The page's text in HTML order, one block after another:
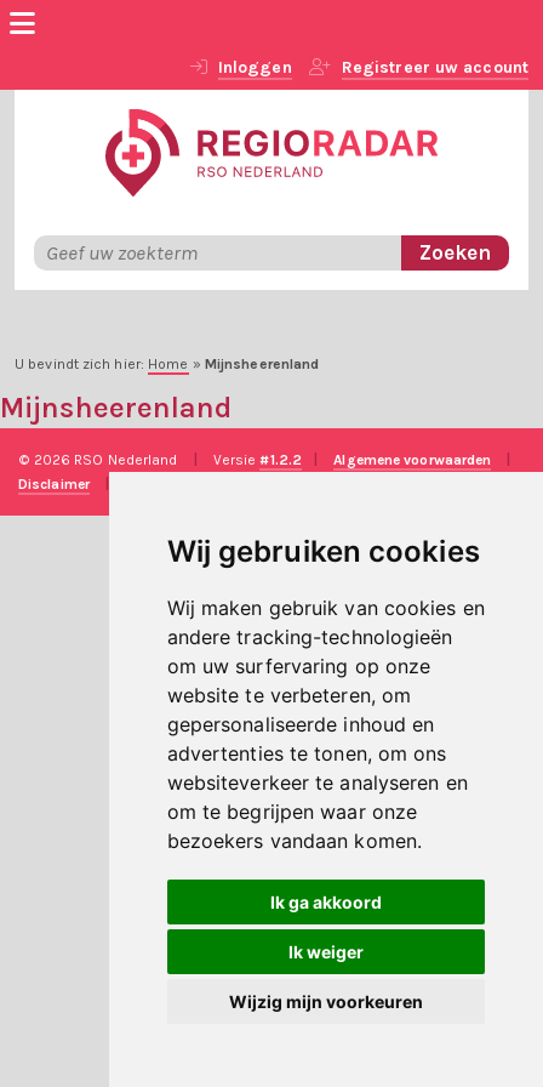
Wij gebruiken cookies
Wij maken gebruik van cookies en
andere tracking-technologieën
om uw surfervaring op onze
website te verbeteren, om
gepersonaliseerde inhoud en
advertenties te tonen, om ons
websiteverkeer te analyseren en
om te begrijpen waar onze
bezoekers vandaan komen.
Ik ga akkoord
Ik weiger
Wijzig mijn voorkeuren
Inloggen Registreer uw account
U bevindt zich hier: Home » Mijnsheerenland
Mijnsheerenland
© 2026 RSO Nederland Versie#1.2.2 Algemene voorwaarden
Disclaimer